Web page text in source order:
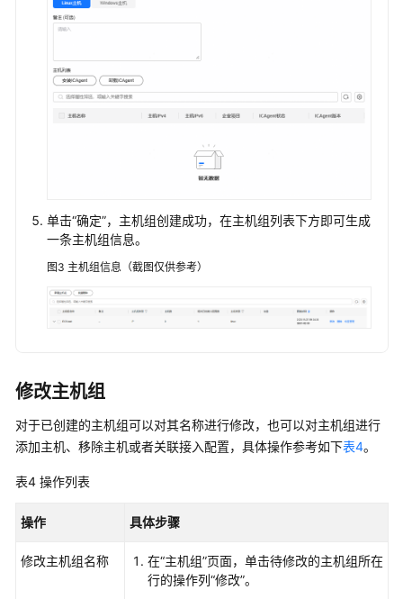
域
机）
主
机
ICAgent
管
理
主
单击“确定”，主机组创建成功，在主机组列表下方即可生成
一条主机组信息。
图3 主机组信息（截图仅供参考）
修改主机组
对于已创建的主机组可以对其名称进行修改，也可以对主机组进行
添加主机、移除主机或者关联接入配置，具体操作参考如下表4。
表4 操作列表
操作 具体步骤
修改主机组名称
在“主机组”页面，单击待修改的主机组所在
行的操作列“修改”。